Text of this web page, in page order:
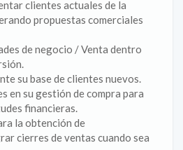
clientes actuales de la
propuestas comerciales
de negocio / Venta dentro
su base de clientes nuevos.
en su gestión de compra para
financieras.
la obtención de
cierres de ventas cuando sea